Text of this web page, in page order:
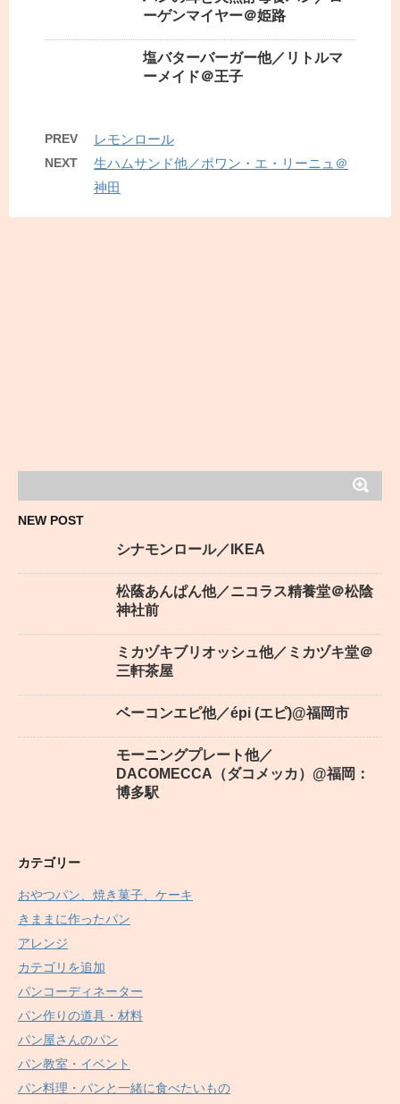
ーゲンマイヤー＠姫路
塩バターバーガー他／リトルマ
ーメイド＠王子
PREV レモンロール
NEXT
生ハムサンド他／ポワン・エ・リーニュ＠
神田
NEW POST
シナモンロール／IKEA
松蔭あんぱん他／ニコラス精養堂＠松陰
神社前
ミカヅキブリオッシュ他／ミカヅキ堂＠
三軒茶屋
ベーコンエピ他／épi (エピ)@福岡市
モーニングプレート他／
DACOMECCA（ダコメッカ）@福岡：
博多駅
カテゴリー
おやつパン、焼き菓子、ケーキ
きままに作ったパン
アレンジ
カテゴリを追加
パンコーディネーター
パン作りの道具・材料
パン屋さんのパン
パン教室・イベント
パン料理・パンと一緒に食べたいもの